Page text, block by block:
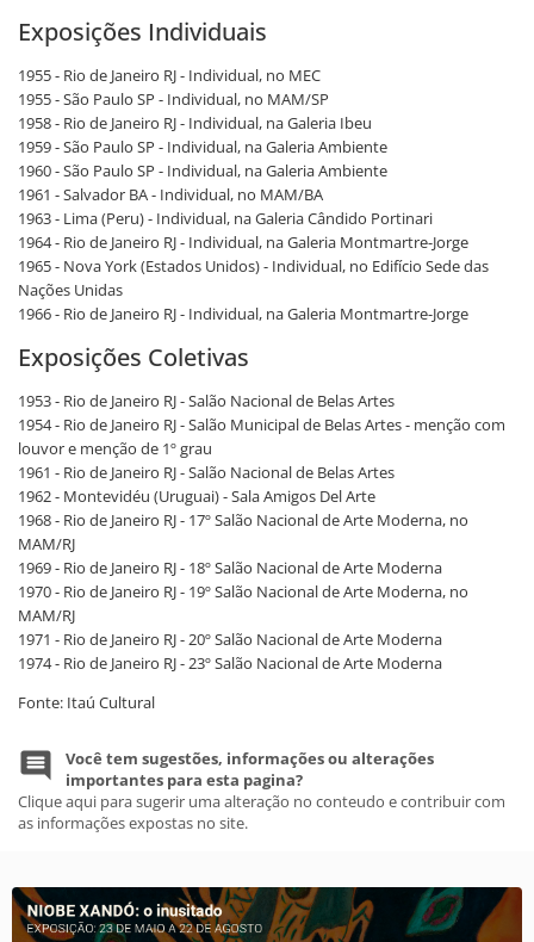
Exposições Individuais
1955 - Rio de Janeiro RJ - Individual, no MEC
1955 - São Paulo SP - Individual, no MAM/SP
1958 - Rio de Janeiro RJ - Individual, na Galeria Ibeu
1959 - São Paulo SP - Individual, na Galeria Ambiente
1960 - São Paulo SP - Individual, na Galeria Ambiente
1961 - Salvador BA - Individual, no MAM/BA
1963 - Lima (Peru) - Individual, na Galeria Cândido Portinari
1964 - Rio de Janeiro RJ - Individual, na Galeria Montmartre-Jorge
1965 - Nova York (Estados Unidos) - Individual, no Edifício Sede das
Nações Unidas
1966 - Rio de Janeiro RJ - Individual, na Galeria Montmartre-Jorge
Exposições Coletivas
1953 - Rio de Janeiro RJ - Salão Nacional de Belas Artes
1954 - Rio de Janeiro RJ - Salão Municipal de Belas Artes - menção com
louvor e menção de 1º grau
1961 - Rio de Janeiro RJ - Salão Nacional de Belas Artes
1962 - Montevidéu (Uruguai) - Sala Amigos Del Arte
1968 - Rio de Janeiro RJ - 17º Salão Nacional de Arte Moderna, no
MAM/RJ
1969 - Rio de Janeiro RJ - 18º Salão Nacional de Arte Moderna
1970 - Rio de Janeiro RJ - 19º Salão Nacional de Arte Moderna, no
MAM/RJ
1971 - Rio de Janeiro RJ - 20º Salão Nacional de Arte Moderna
1974 - Rio de Janeiro RJ - 23º Salão Nacional de Arte Moderna
Fonte: Itaú Cultural
Você tem sugestões, informações ou alterações
importantes para esta pagina?
Clique aqui para sugerir uma alteração no conteudo e contribuir com
as informações expostas no site.